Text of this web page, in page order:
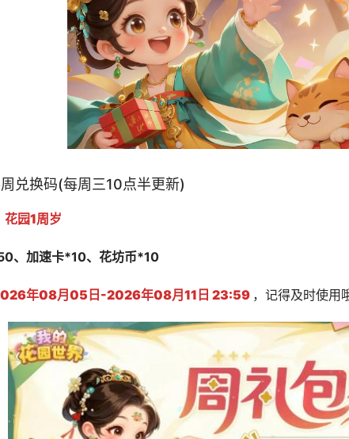
兑换码(每周三10点半更新)
花园1周岁
、加速卡*10、花坊币*10
年08月05日-2026年08月11日 23:59 ，记得及时使用